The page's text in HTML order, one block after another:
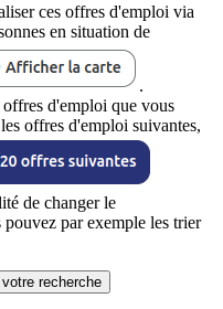
ces offres d'emploi via
en situation de
.
d'emploi que vous
offres d'emploi suivantes,
de changer le
pouvez par exemple les trier
recherche